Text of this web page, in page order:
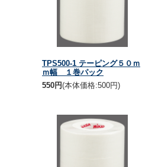
TPS500-1 テーピング５０ｍ
ｍ幅 １巻パック
550円(本体価格:500円)